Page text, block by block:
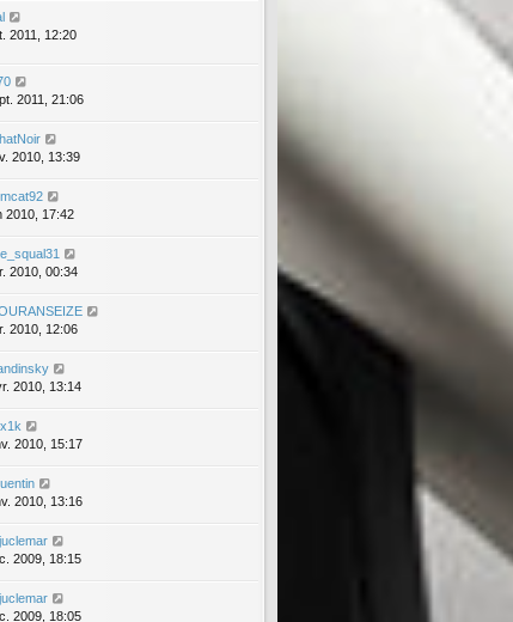
2011, 12:20
2011, 21:06
2010, 13:39
2010, 17:42
2010, 00:34
2010, 12:06
2010, 13:14
2010, 15:17
2010, 13:16
2009, 18:15
2009, 18:05